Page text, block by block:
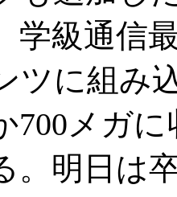
学級通信
ツに組み
700メガ
。明日は